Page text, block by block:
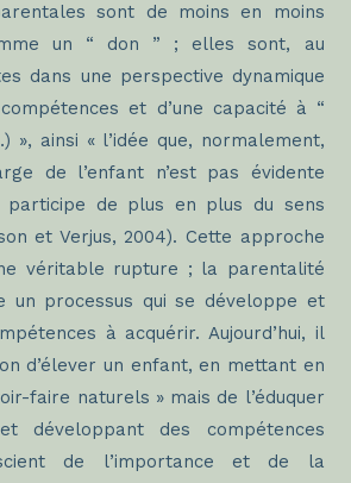
sont de moins en moins
un “ don ” ; elles sont, au
dans une perspective dynamique
compétences et d’une capacité à “
», ainsi « l’idée que, normalement,
de l’enfant n’est pas évidente
de plus en plus du sens
et Verjus, 2004). Cette approche
véritable rupture ; la parentalité
un processus qui se développe et
à acquérir. Aujourd’hui, il
d’élever un enfant, en mettant en
faire naturels » mais de l’éduquer
développant des compétences
de l’importance et de la